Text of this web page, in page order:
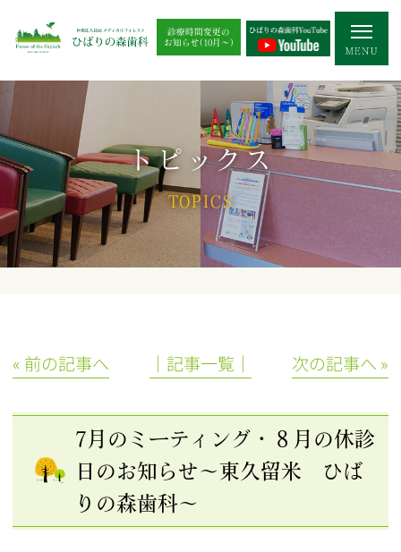
診療時間変更の
お知らせ(10月～)
トピックス
TOPICS
« 前の記事へ │記事一覧│ 次の記事へ »
7月のミーティング・８月の休診
日のお知らせ～東久留米 ひば
りの森歯科～